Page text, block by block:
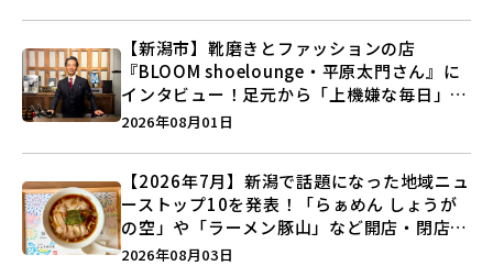
【新潟市】靴磨きとファッションの店
『BLOOM shoelounge・平原太門さん』に
インタビュー！足元から「上機嫌な毎日」を
つくる装いの提案とは？
2026年08月01日
【2026年7月】新潟で話題になった地域ニュ
ーストップ10を発表！「らぁめん しょうが
の空」や「ラーメン豚山」など開店・閉店の
注目記事をランキングでご紹介♪
2026年08月03日